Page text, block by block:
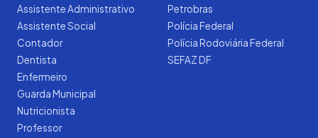
Assistente Administrativo
Assistente Social
Contador
Dentista
Enfermeiro
Guarda Municipal
Nutricionista
Professor
Petrobras
Polícia Federal
Polícia Rodoviária Federal
SEFAZ DF